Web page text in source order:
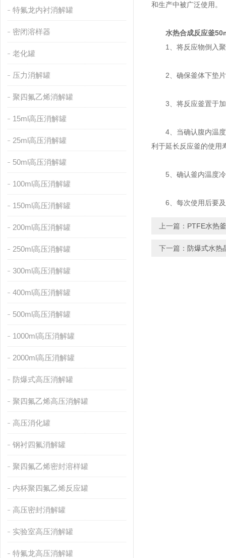
特氟龙内衬消解罐
密闭溶样器
老化罐
压力消解罐
聚四氟乙烯消解罐
15ml高压消解罐
25ml高压消解罐
50ml高压消解罐
100ml高压消解罐
150ml高压消解罐
200ml高压消解罐
250ml高压消解罐
300ml高压消解罐
400ml高压消解罐
500ml高压消解罐
1000ml高压消解罐
2000ml高压消解罐
防爆式高压消解罐
聚四氟乙烯高压消解罐
高压消化罐
钢衬四氟消解罐
聚四氟乙烯密封溶样罐
内杯聚四氟乙烯反应罐
高压密封消解罐
实验室高压消解罐
特氟龙高压消解罐
和生产中被广泛使用。
水热合成反应釜
1、将反应物倒入聚
2、确保釜体下垫片
3、将反应釜置于加
4、当确认腹内温度
利于延长反应釜的使用
5、确认釜内温度冷
6、每次使用后要及
上一篇： PTFE水热
下一篇： 防爆式水热